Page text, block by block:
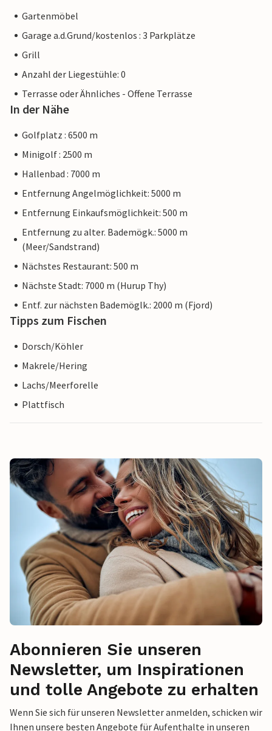
Gartenmöbel
Garage a.d.Grund/kostenlos : 3 Parkplätze
Grill
Anzahl der Liegestühle: 0
Terrasse oder Ähnliches - Offene Terrasse
In der Nähe
Golfplatz : 6500 m
Minigolf : 2500 m
Hallenbad : 7000 m
Entfernung Angelmöglichkeit: 5000 m
Entfernung Einkaufsmöglichkeit: 500 m
Entfernung zu alter. Bademögk.: 5000 m
(Meer/Sandstrand)
Nächstes Restaurant: 500 m
Nächste Stadt: 7000 m (Hurup Thy)
Entf. zur nächsten Bademöglk.: 2000 m (Fjord)
Tipps zum Fischen
Dorsch/Köhler
Makrele/Hering
Lachs/Meerforelle
Plattfisch
Abonnieren Sie unseren
Newsletter, um Inspirationen
und tolle Angebote zu erhalten
Wenn Sie sich für unseren Newsletter anmelden, schicken wir
Ihnen unsere besten Angebote für Aufenthalte in unseren